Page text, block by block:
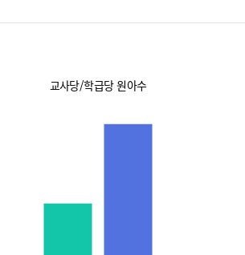
교사당/학급당 원아수